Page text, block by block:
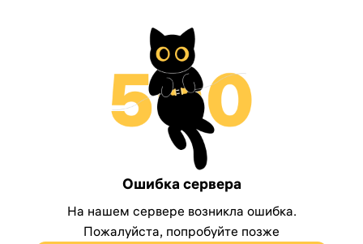
Ошибка сервера
На нашем сервере возникла ошибка.
Пожалуйста, попробуйте позже